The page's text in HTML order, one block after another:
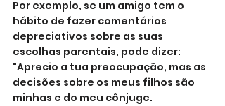
Por exemplo, se um amigo tem o
hábito de fazer comentários
depreciativos sobre as suas
escolhas parentais, pode dizer:
"Aprecio a tua preocupação, mas as
decisões sobre os meus filhos são
minhas e do meu cônjuge.